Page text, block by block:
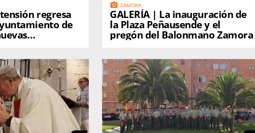
de
de la Policía
photo_camera ZAMORA
GALERÍA | La inauguración de
la Plaza Peñausende y el
pregón del Balonmano Zamora